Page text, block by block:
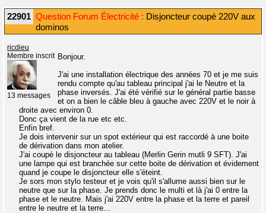
22901 Question Forum Électricité : Disjoncteur coupé 220V aux
dominos
ricdieu
Membre inscrit
13 messages
Bonjour.
J'ai une installation électrique des années 70 et je me suis
rendu compte qu'au tableau principal j'ai le Neutre et la
phase inversés. J'ai été vérifié sur le général partie basse
et on a bien le câble bleu à gauche avec 220V et le noir à
droite avec environ 0.
Donc ça vient de la rue etc etc.
Enfin bref.
Je dois intervenir sur un spot extérieur qui est raccordé à une boite
de dérivation dans mon atelier.
J'ai coupé le disjoncteur au tableau (Merlin Gerin mutli 9 SFT). J'ai
une lampe qui est branchée sur cette boite de dérivation et évidement
quand je coupe le disjoncteur elle s'éteint.
Je sors mon stylo testeur et je vois qu'il s'allume aussi bien sur le
neutre que sur la phase. Je prends donc le multi et là j'ai 0 entre la
phase et le neutre. Mais j'ai 220V entre la phase et la terre et pareil
entre le neutre et la terre...